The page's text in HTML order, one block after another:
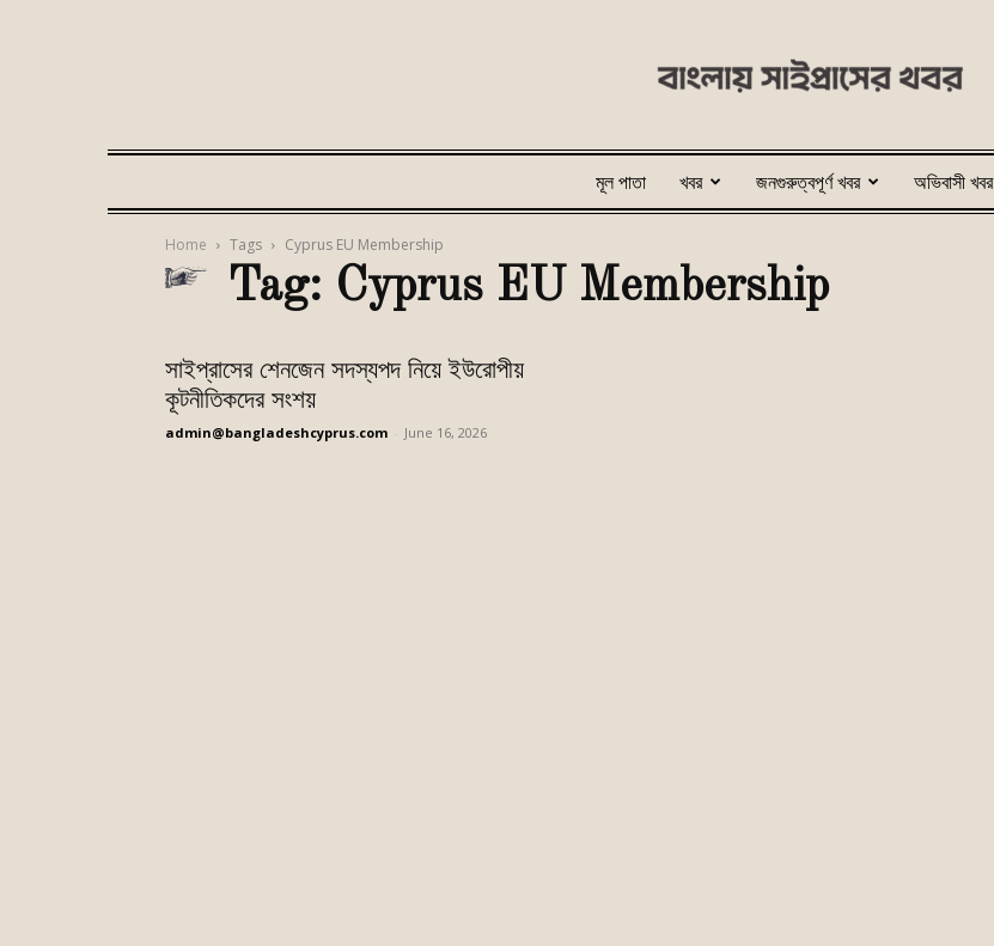
bangladeshcyprus.com
মূল পাতা খবর জনগুরুত্বপূর্ণ খবর অভিবাসী খবর
Home Tags Cyprus EU Membership
Tag: Cyprus EU Membership
সাইপ্রাসের শেনজেন সদস্যপদ নিয়ে ইউরোপীয়
কূটনীতিকদের সংশয়
admin@bangladeshcyprus.com June 16, 2026